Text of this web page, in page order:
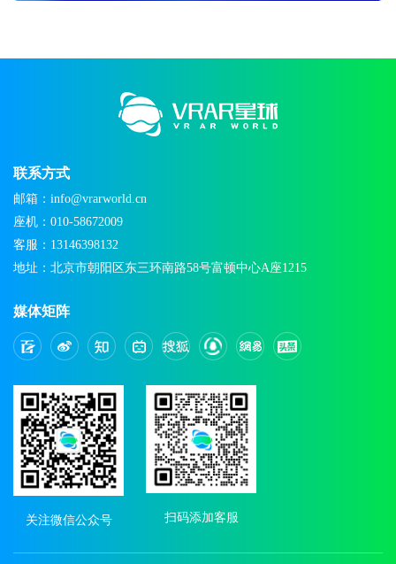
联系方式
邮箱：info@vrarworld.cn
座机：010-58672009
客服：13146398132
地址：北京市朝阳区东三环南路58号富顿中心A座1215
媒体矩阵
关注微信公众号 扫码添加客服